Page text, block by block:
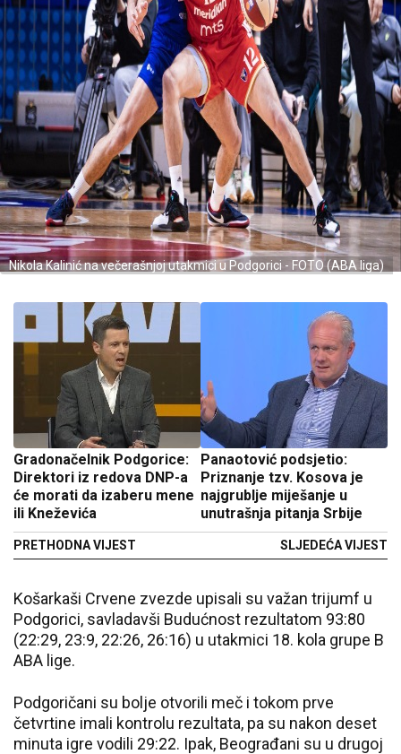
Nikola Kalinić na večerašnjoj utakmici u Podgorici - FOTO (ABA liga)
Gradonačelnik Podgorice:
Direktori iz redova DNP-a
će morati da izaberu mene
ili Kneževića
PRETHODNA VIJEST
Panaotović podsjetio:
Priznanje tzv. Kosova je
najgrublje miješanje u
unutrašnja pitanja Srbije
SLJEDEĆA VIJEST
Košarkaši Crvene zvezde upisali su važan trijumf u
Podgorici, savladavši Budućnost rezultatom 93:80
(22:29, 23:9, 22:26, 26:16) u utakmici 18. kola grupe B
ABA lige.
Podgoričani su bolje otvorili meč i tokom prve
četvrtine imali kontrolu rezultata, pa su nakon deset
minuta igre vodili 29:22. Ipak, Beograđani su u drugoj